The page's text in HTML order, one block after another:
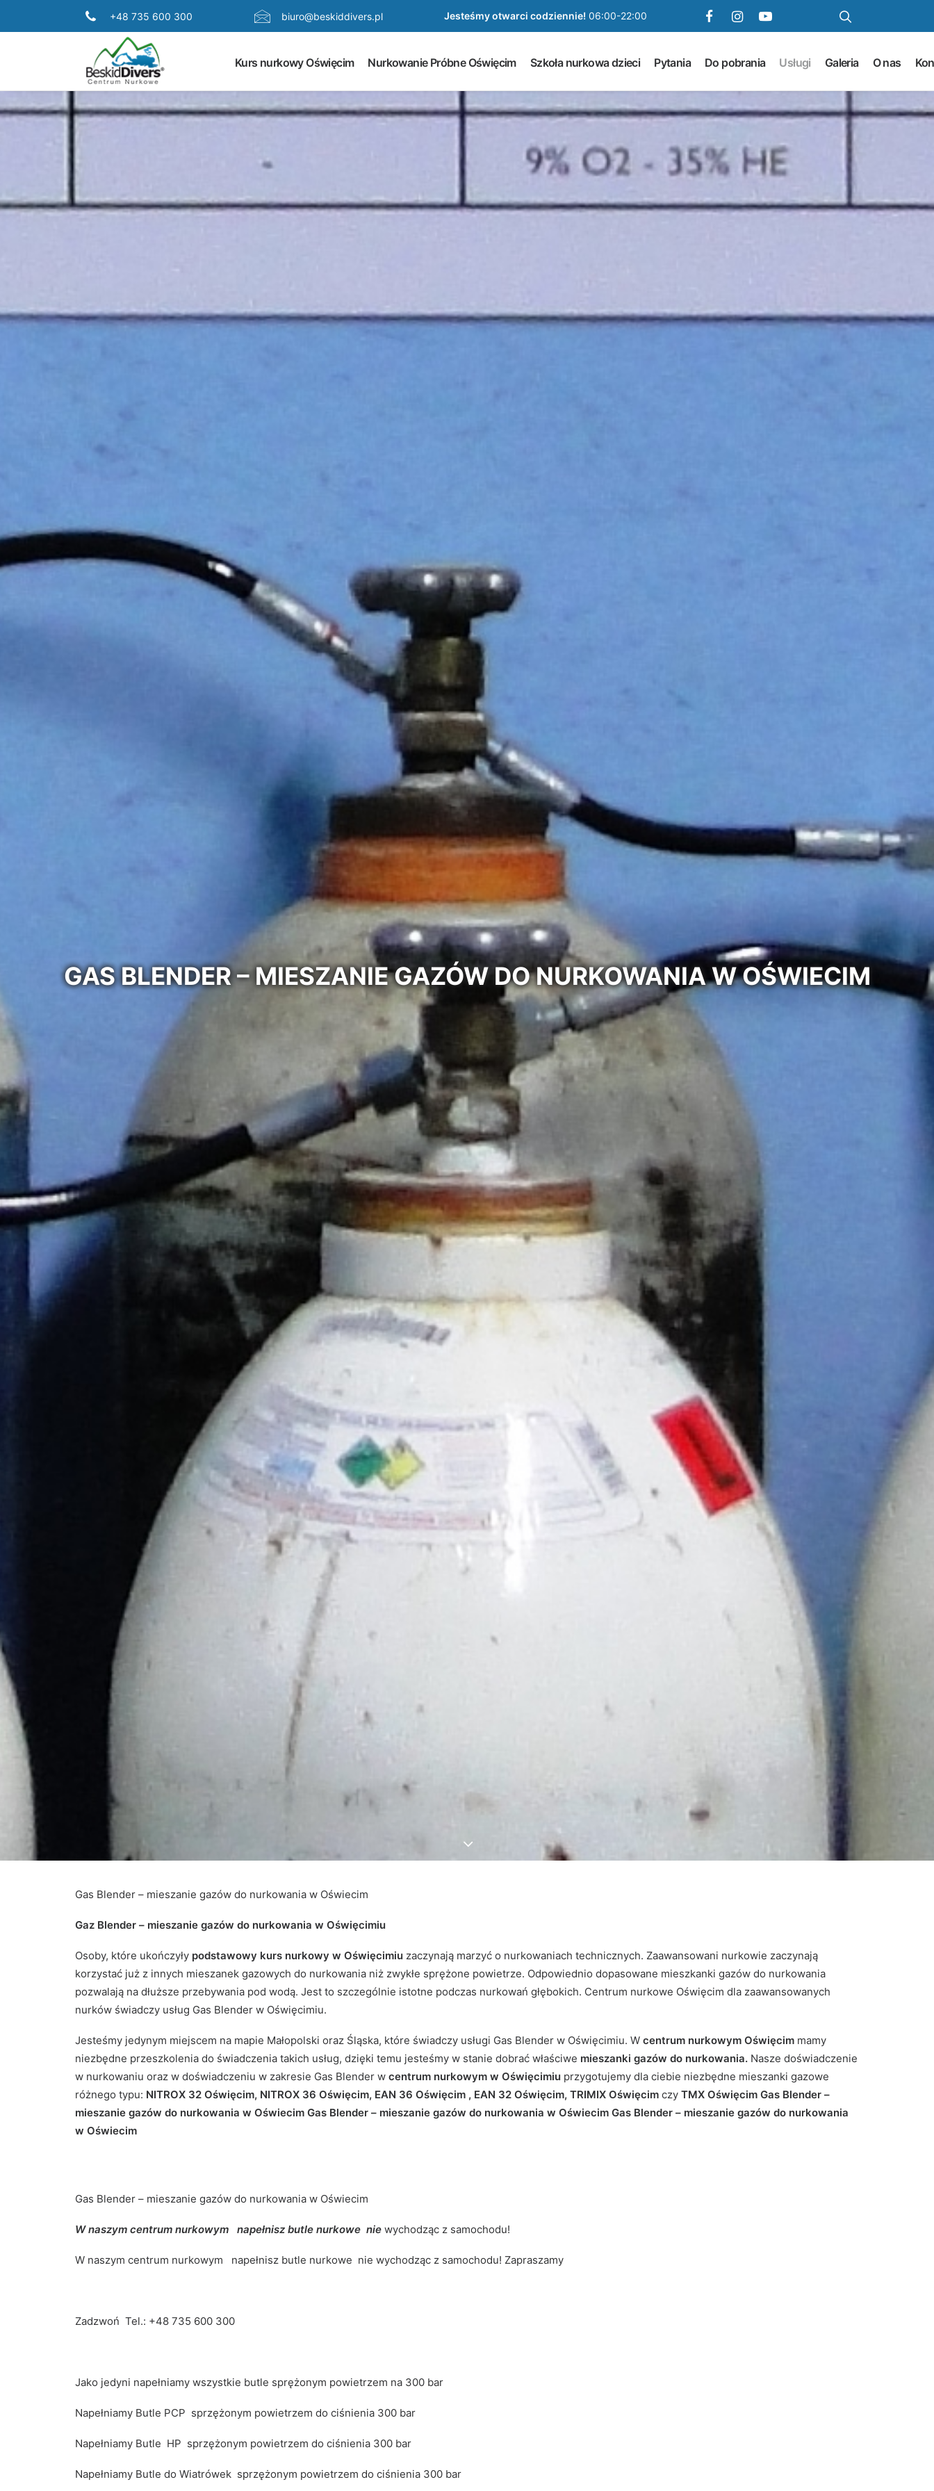
+48 735 600 300 biuro@beskiddivers.pl Jesteśmy otwarci codziennie! 06:00-22:00
Kurs nurkowy Oświęcim Nurkowanie Próbne Oświęcim Szkoła nurkowa dzieci Pytania Do pobrania Usługi Galeria O nas
GAS BLENDER – MIESZANIE GAZÓW DO NURKOWANIA W OŚWIECIM
Gas Blender – mieszanie gazów do nurkowania w Oświecim
Gaz Blender – mieszanie gazów do nurkowania w Oświęcimiu
Osoby, które ukończyły podstawowy kurs nurkowy w Oświęcimiu zaczynają marzyć o nurkowaniach technicznych. Zaawansowani nurkowie zaczynają
korzystać już z innych mieszanek gazowych do nurkowania niż zwykłe sprężone powietrze. Odpowiednio dopasowane mieszkanki gazów do nurkowania
pozwalają na dłuższe przebywania pod wodą. Jest to szczególnie istotne podczas nurkowań głębokich. Centrum nurkowe Oświęcim dla zaawansowanych
nurków świadczy usług Gas Blender w Oświęcimiu.
Jesteśmy jedynym miejscem na mapie Małopolski oraz Śląska, które świadczy usługi Gas Blender w Oświęcimiu. W centrum nurkowym Oświęcim mamy
niezbędne przeszkolenia do świadczenia takich usług, dzięki temu jesteśmy w stanie dobrać właściwe mieszanki gazów do nurkowania. Nasze doświadczenie
w nurkowaniu oraz w doświadczeniu w zakresie Gas Blender w centrum nurkowym w Oświęcimiu przygotujemy dla ciebie niezbędne mieszanki gazowe
różnego typu: NITROX 32 Oświęcim, NITROX 36 Oświęcim, EAN 36 Oświęcim , EAN 32 Oświęcim, TRIMIX Oświęcim czy TMX Oświęcim Gas Blender –
mieszanie gazów do nurkowania w Oświecim Gas Blender – mieszanie gazów do nurkowania w Oświecim Gas Blender – mieszanie gazów do nurkowania
w Oświecim
Gas Blender – mieszanie gazów do nurkowania w Oświecim
W naszym centrum nurkowym napełnisz butle nurkowe nie wychodząc z samochodu!
W naszym centrum nurkowym napełnisz butle nurkowe nie wychodząc z samochodu! Zapraszamy
Zadzwoń Tel.: +48 735 600 300
Jako jedyni napełniamy wszystkie butle sprężonym powietrzem na 300 bar
Napełniamy Butle PCP sprzężonym powietrzem do ciśnienia 300 bar
Napełniamy Butle HP sprzężonym powietrzem do ciśnienia 300 bar
Napełniamy Butle do Wiatrówek sprzężonym powietrzem do ciśnienia 300 bar